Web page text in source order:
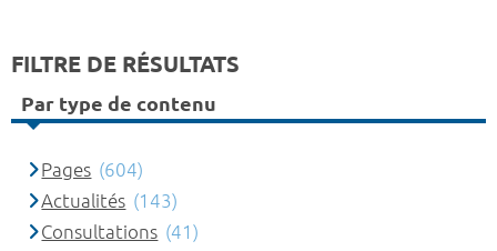
FILTRE DE RÉSULTATS
Par type de contenu
Pages (604)
Actualités (143)
Consultations (41)